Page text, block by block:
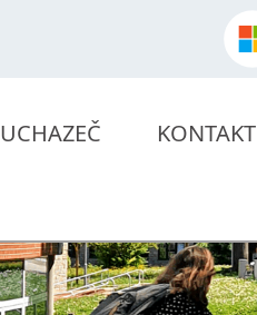
UCHAZEČ KONTAKT